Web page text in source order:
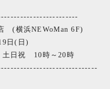
(横浜NEWoMan 6F)
日(日)
日祝 10時～20時